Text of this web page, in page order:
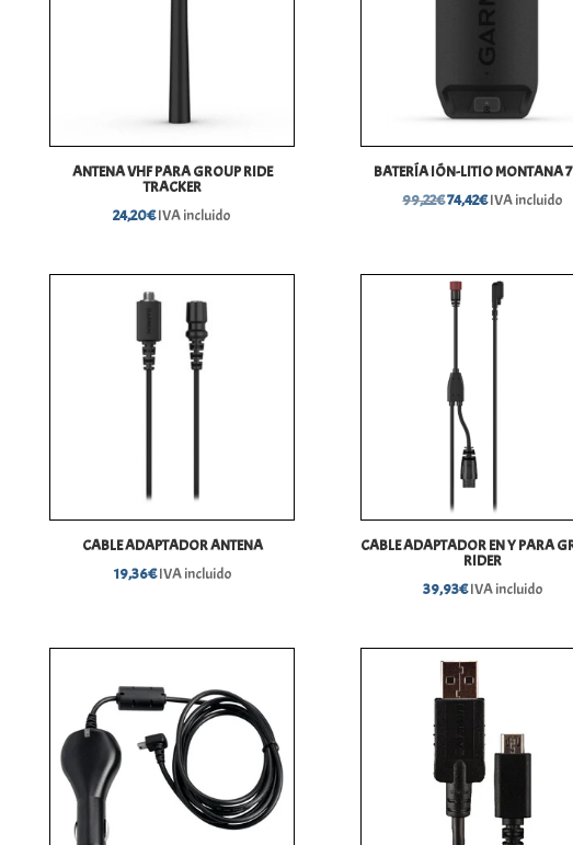
ANTENA VHF PARA GROUP RIDE
TRACKER
24,20€IVA incluido
BATERÍA IÓN-LITIO MONTANA
99,22€El
era:
99,22€.
74,42€El
es:
74,42€.
IVA incluido
CABLE ADAPTADOR ANTENA
19,36€IVA incluido
CABLE ADAPTADOR EN Y PARA
RIDER
39,93€IVA incluido